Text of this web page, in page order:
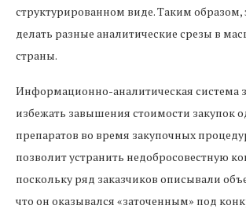
структурированном виде. Таким образом,
делать разные аналитические срезы в
страны.
Информационно-аналитическая система
избежать завышения стоимости закупок
препаратов во время закупочных
позволит устранить недобросовестную
поскольку ряд заказчиков описывали
что он оказывался «заточенным» под